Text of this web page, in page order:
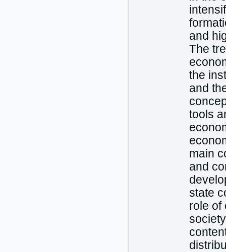
and
The
the
and
tools
main
and
state
role of